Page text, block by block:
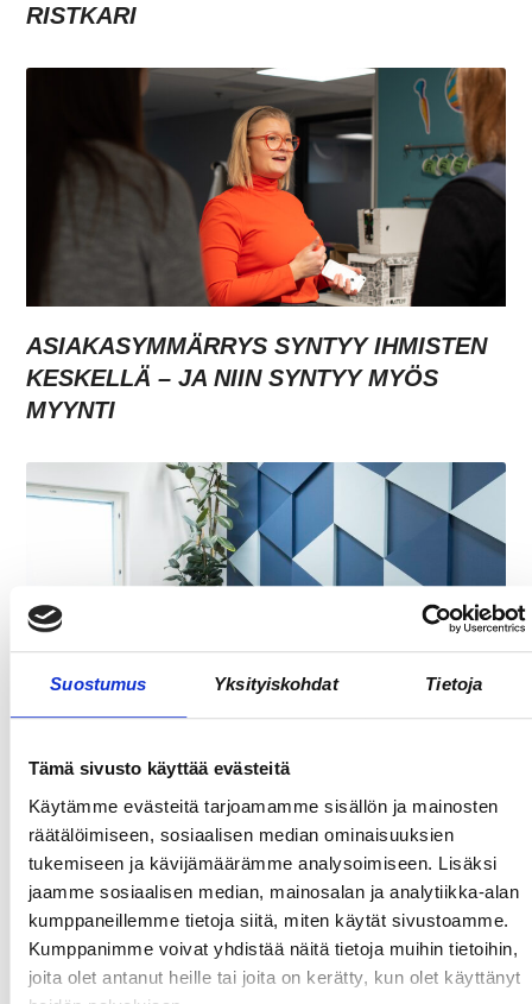
Suostumus Yksityiskohdat Tietoja
Tämä sivusto käyttää evästeitä
Käytämme evästeitä tarjoamamme sisällön ja mainosten
räätälöimiseen, sosiaalisen median ominaisuuksien
tukemiseen ja kävijämäärämme analysoimiseen. Lisäksi
jaamme sosiaalisen median, mainosalan ja analytiikka-alan
kumppaneillemme tietoja siitä, miten käytät sivustoamme.
Kumppanimme voivat yhdistää näitä tietoja muihin tietoihin,
joita olet antanut heille tai joita on kerätty, kun olet käyttänyt
RISTKARI
ASIAKASYMMÄRRYS SYNTYY IHMISTEN
KESKELLÄ – JA NIIN SYNTYY MYÖS
MYYNTI
KOKOUSTILOJA?